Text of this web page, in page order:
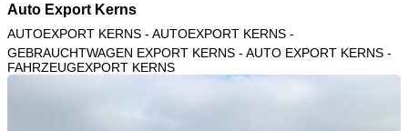
Auto Export Kerns
AUTOEXPORT KERNS - AUTOEXPORT KERNS -
GEBRAUCHTWAGEN EXPORT KERNS - AUTO EXPORT KERNS -
FAHRZEUGEXPORT KERNS